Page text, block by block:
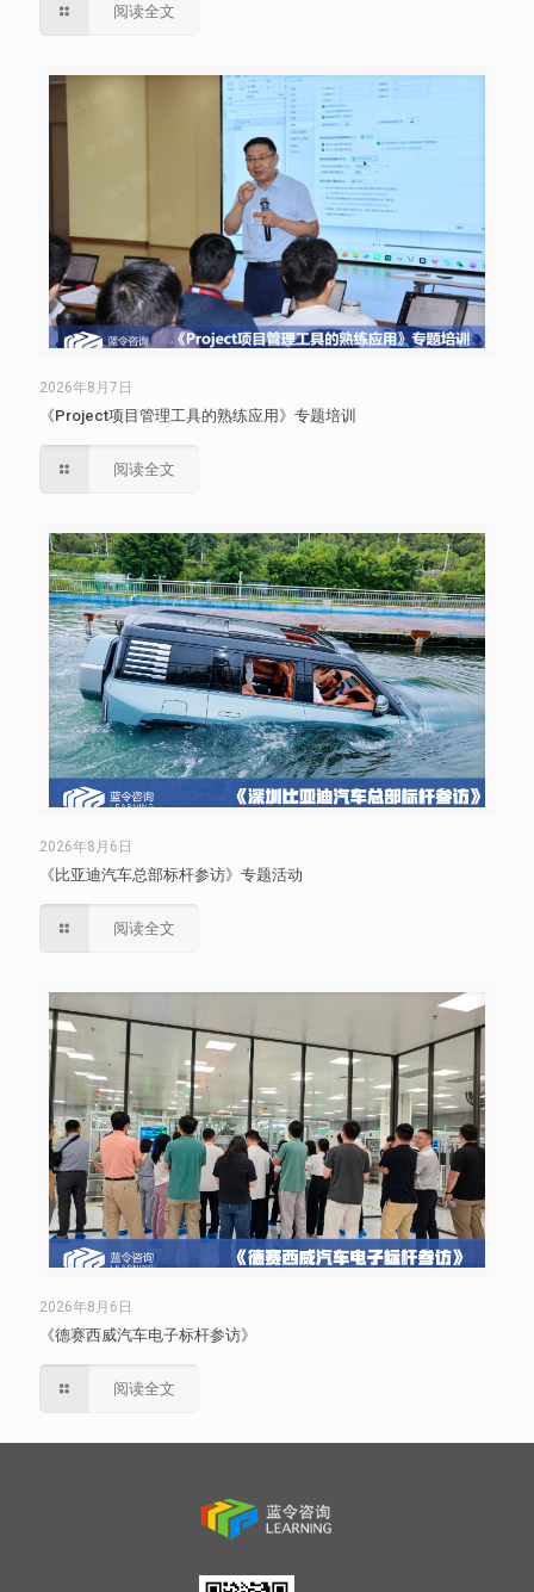
阅读全文
2026年8月7日
《Project项目管理工具的熟练应用》专题培训
阅读全文
2026年8月6日
《比亚迪汽车总部标杆参访》专题活动
阅读全文
2026年8月6日
《德赛西威汽车电子标杆参访》
阅读全文